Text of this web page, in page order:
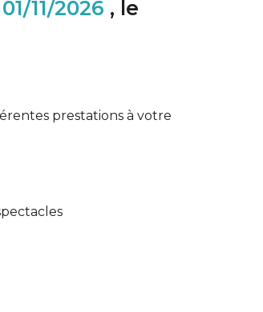
01/11/2026 , le
prestations à votre